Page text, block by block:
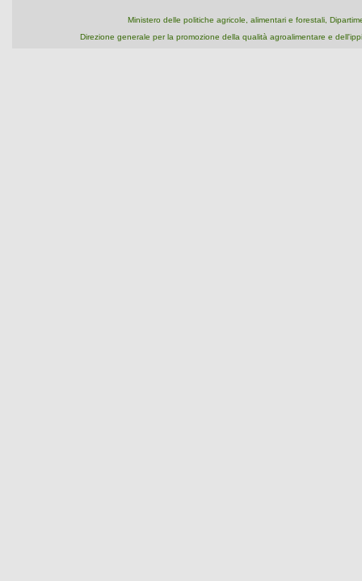
Ministero delle politiche agricole, alimentari e forestali,
Direzione generale per la promozione della qualità agroalimentare e